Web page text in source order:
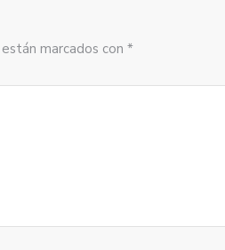
marcados con *